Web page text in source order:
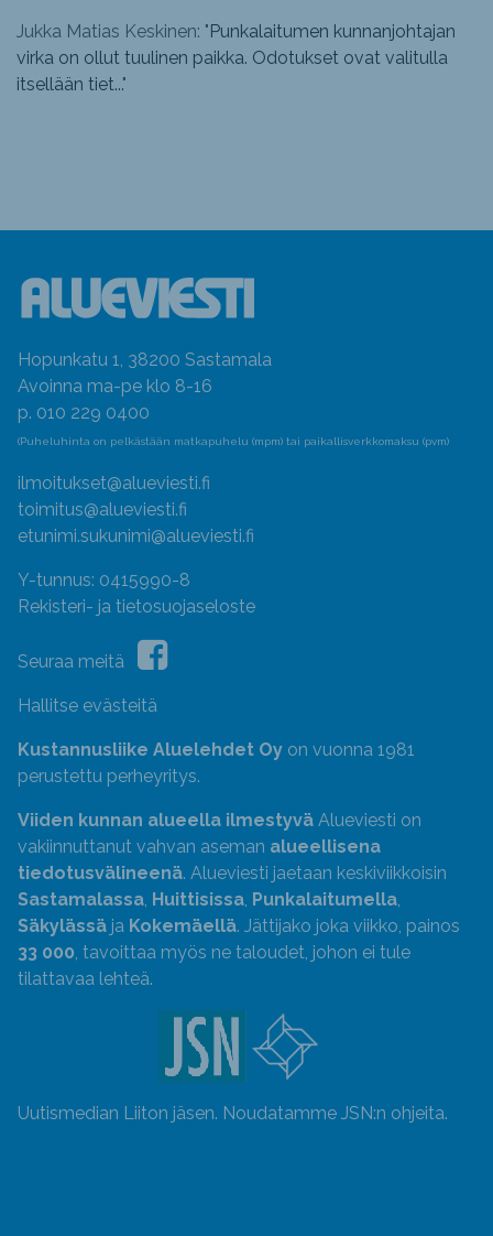
Jukka Matias Keskinen: " Punkalaitumen kunnanjohtajan
virka on ollut tuulinen paikka. Odotukset ovat valitulla
itsellään tiet..."
Hopunkatu 1, 38200 Sastamala
Avoinna ma-pe klo 8-16
p. 010 229 0400
(Puheluhinta on pelkästään matkapuhelu (mpm) tai paikallisverkkomaksu (pvm)
ilmoitukset@alueviesti.fi
toimitus@alueviesti.fi
etunimi.sukunimi@alueviesti.fi
Y-tunnus: 0415990-8
Rekisteri- ja tietosuojaseloste
Seuraa meitä
Hallitse evästeitä
Kustannusliike Aluelehdet Oy on vuonna 1981
perustettu perheyritys.
Viiden kunnan alueella ilmestyvä Alueviesti on
vakiinnuttanut vahvan aseman alueellisena
tiedotusvälineenä. Alueviesti jaetaan keskiviikkoisin
Sastamalassa, Huittisissa, Punkalaitumella,
Säkylässä ja Kokemäellä. Jättijako joka viikko, painos
33 000, tavoittaa myös ne taloudet, johon ei tule
tilattavaa lehteä.
Uutismedian Liiton jäsen. Noudatamme JSN:n ohjeita.